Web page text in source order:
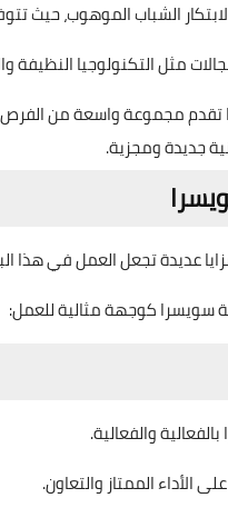
الشباب الموهوب، حيث
مثل التكنولوجيا النظيفة
تقدم مجموعة واسعة من
جديدة ومجزية.
عديدة تجعل العمل في هذا
سويسرا كوجهة مثالية للعمل:
والفعالية.
الأداء الممتاز والتعاون.